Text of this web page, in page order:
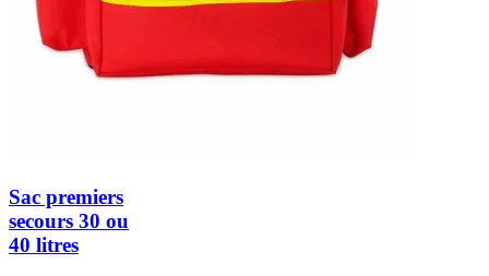
Sac premiers
secours 30 ou
40 litres